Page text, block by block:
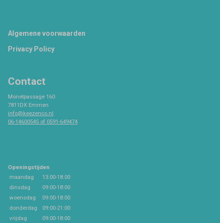
Footer
Algemene voorwaarden
Privacy Policy
Contact
Monetpassage 160
7811DX Emmen
info@keezenco.nl
06-14600545 of 0591-649474
Openingstijden
maandag
13:00-18:00
dinsdag
09:00-18:00
woensdag
09:00-18:00
donderdag
09:00-21:00
vrijdag
09:00-18:00